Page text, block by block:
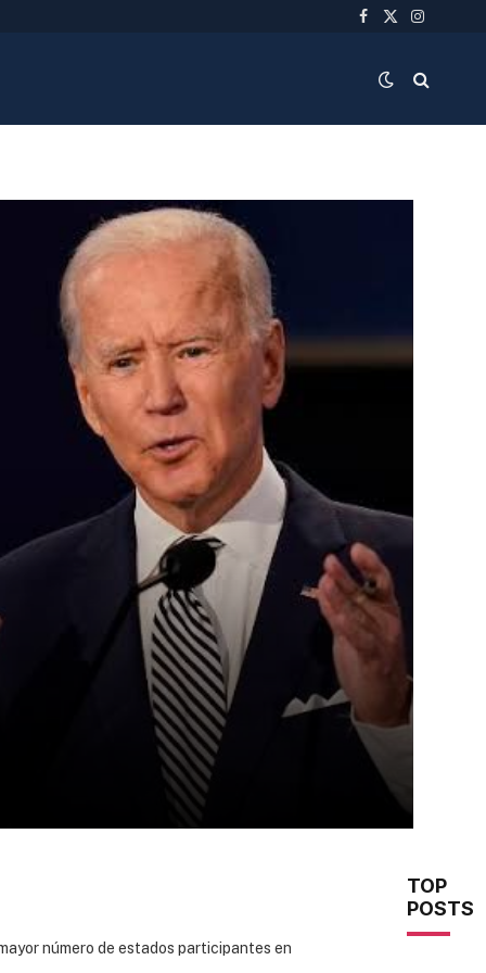
Facebook
X
número de estados participantes en
TOP
POSTS